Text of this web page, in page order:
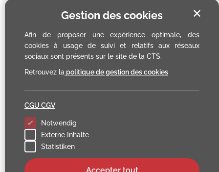
Gestion des cookies
Afin de proposer une expérience optimale, des
cookies à usage de suivi et relatifs aux réseaux
sociaux sont présents sur le site de la CTS.
Retrouvez la politique de gestion des cookies
Notwendig
Externe Inhalte
Statistiken
✕
CGU CGV